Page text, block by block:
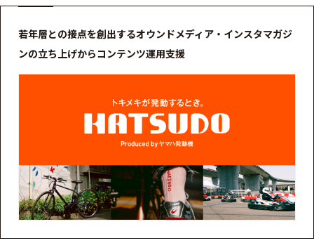
若年層との接点を創出するオウンドメディア・インスタマガジ
ンの立ち上げからコンテンツ運用支援